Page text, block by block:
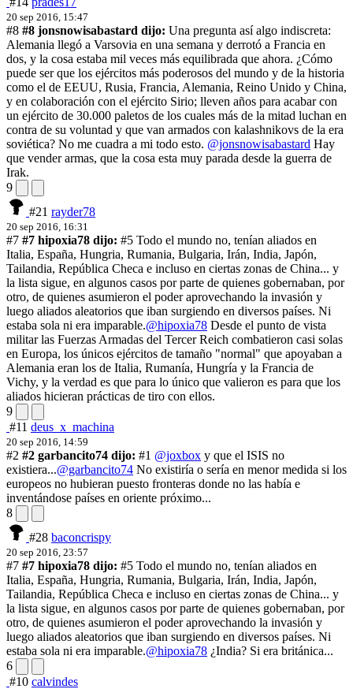
20 sep 2016, 15:47
#8 #8 jonsnowisabastard dijo: Una pregunta así algo indiscreta:
Alemania llegó a Varsovia en una semana y derrotó a Francia en
dos, y la cosa estaba mil veces más equilibrada que ahora. ¿Cómo
puede ser que los ejércitos más poderosos del mundo y de la historia
como el de EEUU, Rusia, Francia, Alemania, Reino Unido y China,
y en colaboración con el ejército Sirio; lleven años para acabar con
un ejército de 30.000 paletos de los cuales más de la mitad luchan en
contra de su voluntad y que van armados con kalashnikovs de la era
soviética? No me cuadra a mi todo esto. @jonsnowisabastard Hay
que vender armas, que la cosa esta muy parada desde la guerra de
Irak.
9
#21 rayder78
20 sep 2016, 16:31
#7 #7 hipoxia78 dijo: #5 Todo el mundo no, tenían aliados en
Italia, España, Hungria, Rumania, Bulgaria, Irán, India, Japón,
Tailandia, República Checa e incluso en ciertas zonas de China... y
la lista sigue, en algunos casos por parte de quienes gobernaban, por
otro, de quienes asumieron el poder aprovechando la invasión y
luego aliados aleatorios que iban surgiendo en diversos países. Ni
estaba sola ni era imparable.@hipoxia78 Desde el punto de vista
militar las Fuerzas Armadas del Tercer Reich combatieron casi solas
en Europa, los únicos ejércitos de tamaño "normal" que apoyaban a
Alemania eran los de Italia, Rumanía, Hungría y la Francia de
Vichy, y la verdad es que para lo único que valieron es para que los
aliados hicieran prácticas de tiro con ellos.
9
#11 deus_x_machina
20 sep 2016, 14:59
#2 #2 garbancito74 dijo: #1 @joxbox y que el ISIS no
existiera...@garbancito74 No existiría o sería en menor medida si los
europeos no hubieran puesto fronteras donde no las había e
inventándose países en oriente próximo...
8
#28 baconcrispy
20 sep 2016, 23:57
#7 #7 hipoxia78 dijo: #5 Todo el mundo no, tenían aliados en
Italia, España, Hungria, Rumania, Bulgaria, Irán, India, Japón,
Tailandia, República Checa e incluso en ciertas zonas de China... y
la lista sigue, en algunos casos por parte de quienes gobernaban, por
otro, de quienes asumieron el poder aprovechando la invasión y
luego aliados aleatorios que iban surgiendo en diversos países. Ni
estaba sola ni era imparable.@hipoxia78 ¿India? Si era británica...
6
#10 calvindes